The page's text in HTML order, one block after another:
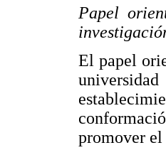
Papel
El papel
promover el